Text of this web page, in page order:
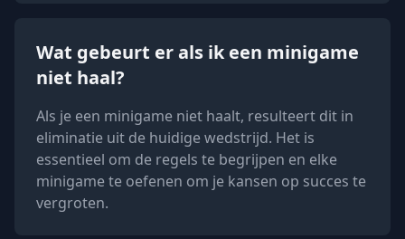
Wat gebeurt er als ik een minigame
niet haal?
Als je een minigame niet haalt, resulteert dit in
eliminatie uit de huidige wedstrijd. Het is
essentieel om de regels te begrijpen en elke
minigame te oefenen om je kansen op succes te
vergroten.